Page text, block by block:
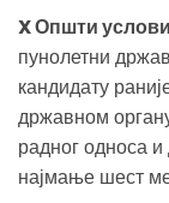
X Општи
пунолетни
кандидату
државном
радног односа
најмање шест